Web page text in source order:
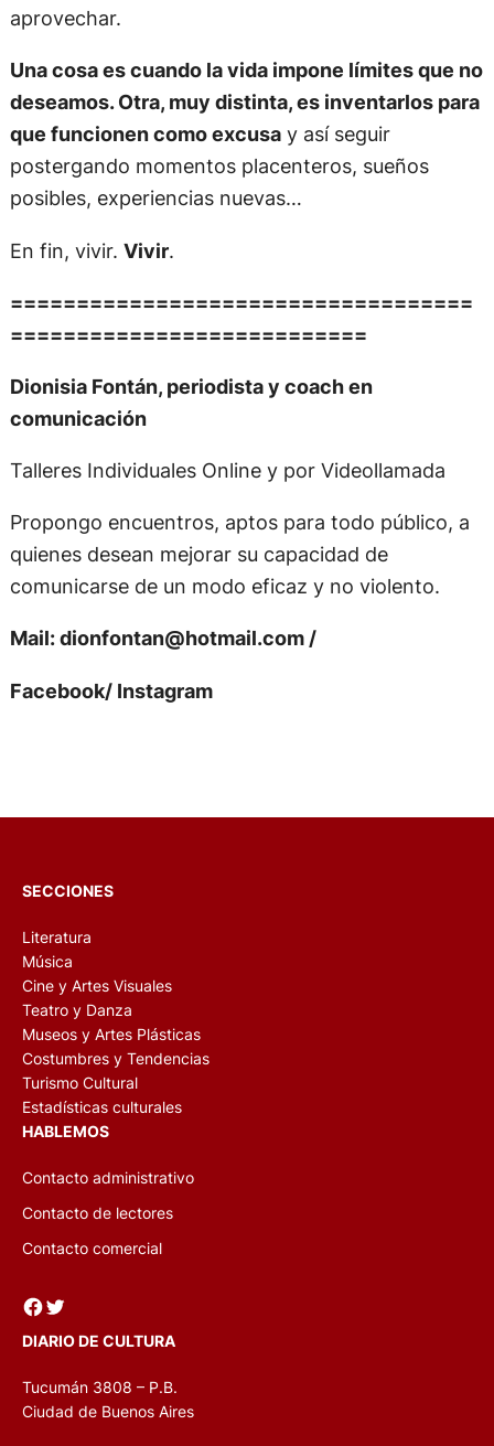
aprovechar.
Una cosa es cuando la vida impone límites que no
deseamos. Otra, muy distinta, es inventarlos para
que funcionen como excusay así seguir
postergando momentos placenteros, sueños
posibles, experiencias nuevas…
En fin, vivir. Vivir.
===================================
===========================
Dionisia Fontán, periodista y coach en
comunicación
Talleres Individuales Online y por Videollamada
Propongo encuentros, aptos para todo público, a
quienes desean mejorar su capacidad de
comunicarse de un modo eficaz y no violento.
Mail:dionfontan@hotmail.com/
Facebook/ Instagram
SECCIONES
Literatura
Música
Cine y Artes Visuales
Teatro y Danza
Museos y Artes Plásticas
Costumbres y Tendencias
Turismo Cultural
Estadísticas culturales
HABLEMOS
Contacto administrativo
Contacto de lectores
Contacto comercial
Facebook Twitter
DIARIO DE CULTURA
Tucumán 3808 – P.B.
Ciudad de Buenos Aires